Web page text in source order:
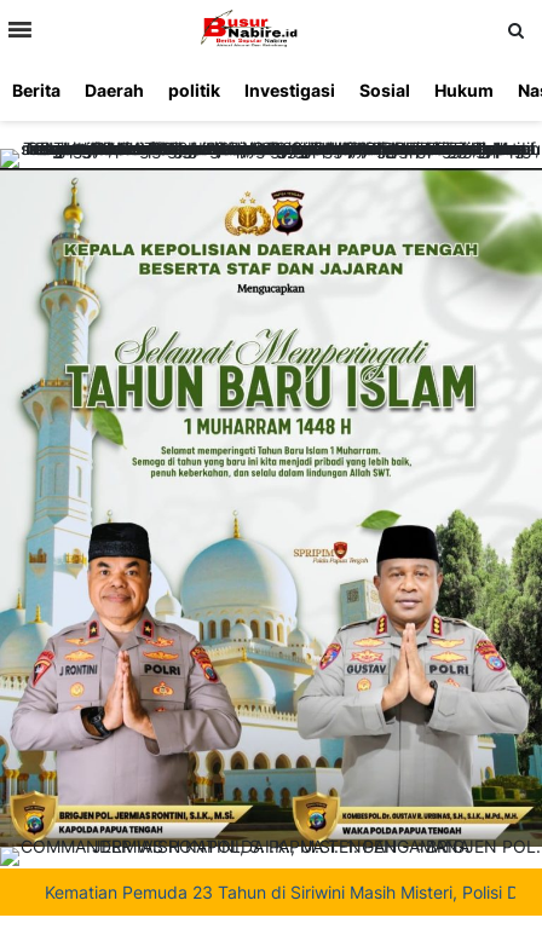
Berita Daerah politik Investigasi Sosial Hukum
Pemuda 23 Tahun di Siriwini Masih Misteri, Polisi Dalami